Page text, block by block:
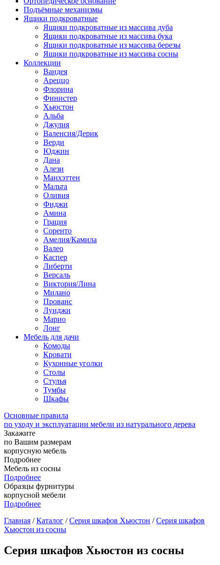
Подъёмные механизмы
Ящики подкроватные
Ящики подкроватные из массива дуба
Ящики подкроватные из массива бука
Ящики подкроватные из массива березы
Ящики подкроватные из массива сосны
Коллекции
Вандея
Ареццо
Флорина
Финистер
Хьюстон
Альба
Джулия
Валенсия/Дерик
Верди
Юджин
Дана
Алези
Манхэттен
Мальта
Оливия
Фиджи
Амина
Грация
Соренто
Амелия/Камила
Валео
Каспер
Либерти
Версаль
Виктория/Лина
Милано
Прованс
Луиджи
Марио
Лонг
Мебель для дачи
Комоды
Кровати
Кухонные уголки
Столы
Стулья
Тумбы
Шкафы
Основные правила
по уходу и эксплуатации мебели из натурального дерева
Закажите
по Вашим размерам
корпусную мебель
Подробнее
Мебель из сосны
Подробнее
Образцы фурнитуры
корпусной мебели
Подробнее
Главная /Каталог /Серия шкафов Хьюстон /Серия шкафов
Хьюстон из сосны
Серия шкафов Хьюстон из сосны